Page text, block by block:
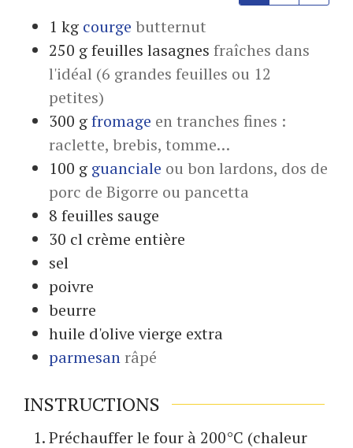
1 kg courge butternut
250 gfeuilles lasagnes fraîches dans
l'idéal (6 grandes feuilles ou 12
petites)
300 gfromage en tranches fines :
raclette, brebis, tomme…
100 g guanciale ou bon lardons, dos de
porc de Bigorre ou pancetta
8 feuilles sauge
30 cl crème entière
sel
poivre
beurre
huile d'olive vierge extra
parmesanrâpé
INSTRUCTIONS
Préchauffer le four à 200°C (chaleur